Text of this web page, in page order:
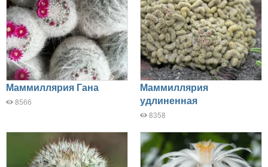
Маммиллярия Гана
8566
Маммиллярия
удлиненная
8358